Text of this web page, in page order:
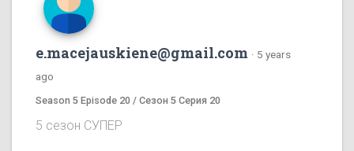
e.macejauskiene@gmail.com · 5 years
ago
Season 5 Episode 20 / Сезон 5 Серия 20
5 сезон СУПЕР